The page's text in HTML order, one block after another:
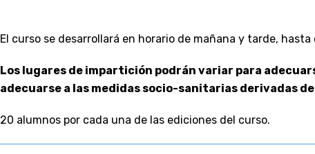
El curso se desarrollará en horario de mañana y tarde,
Los lugares de impartición podrán variar para
adecuarse a las medidas socio-sanitarias derivadas
20 alumnos por cada una de las ediciones del curso.